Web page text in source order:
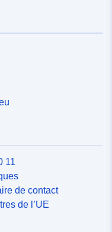
11
de contact
de l’UE